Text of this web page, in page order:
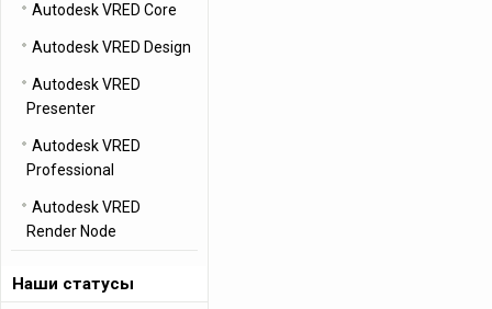
Autodesk VRED Core
Autodesk VRED Design
Autodesk VRED
Presenter
Autodesk VRED
Professional
Autodesk VRED
Render Node
Наши статусы